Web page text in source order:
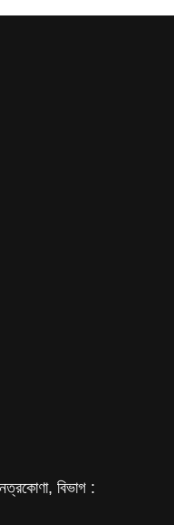
বিভাগ :